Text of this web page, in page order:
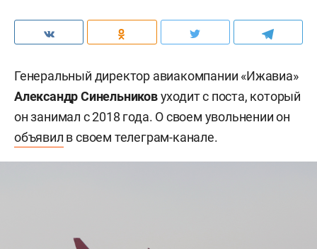
Генеральный директор авиакомпании «Ижавиа»
Александр Синельниковуходит с поста, который
он занимал с 2018 года. О своем увольнении он
объявил в своем телеграм-канале.